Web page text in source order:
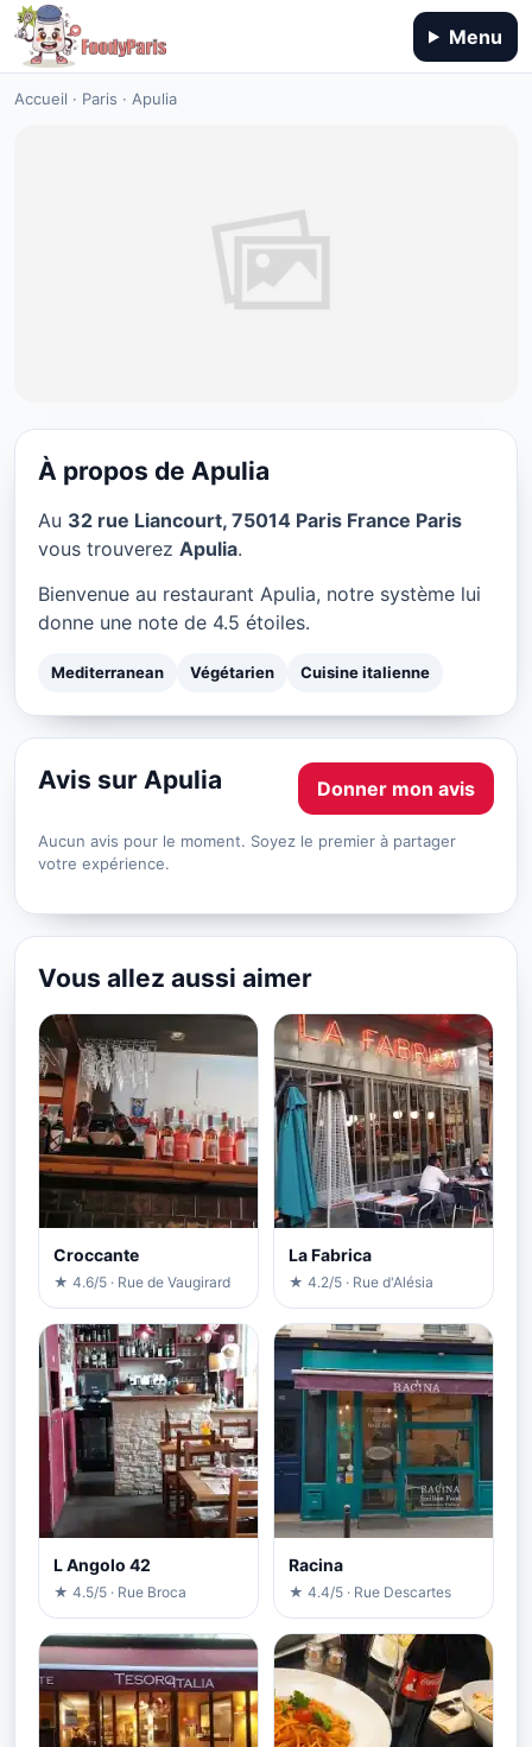
Menu
Accueil · Paris · Apulia
Apulia à Paris
À propos de Apulia
Au 32 rue Liancourt, 75014 Paris France Paris
vous trouverez Apulia.
Bienvenue au restaurant Apulia, notre système lui
donne une note de 4.5 étoiles.
Mediterranean Végétarien Cuisine italienne
Avis sur Apulia Donner mon avis
Aucun avis pour le moment. Soyez le premier à partager
votre expérience.
Vous allez aussi aimer
Croccante
★ 4.6/5 · Rue de Vaugirard
La Fabrica
★ 4.2/5 · Rue d'Alésia
L Angolo 42
★ 4.5/5 · Rue Broca
Racina
★ 4.4/5 · Rue Descartes